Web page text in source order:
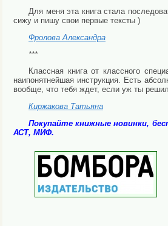
Для меня эта книга стала
сижу и пишу свои первые тексты )
Фролова Александра
***
Классная книга от классного
наипонятнейшая инструкция. Есть
вообще, что тебя ждет, если уж ты
Киржакова Татьяна
Покупайте книжные новинки,
АСТ, МИФ.